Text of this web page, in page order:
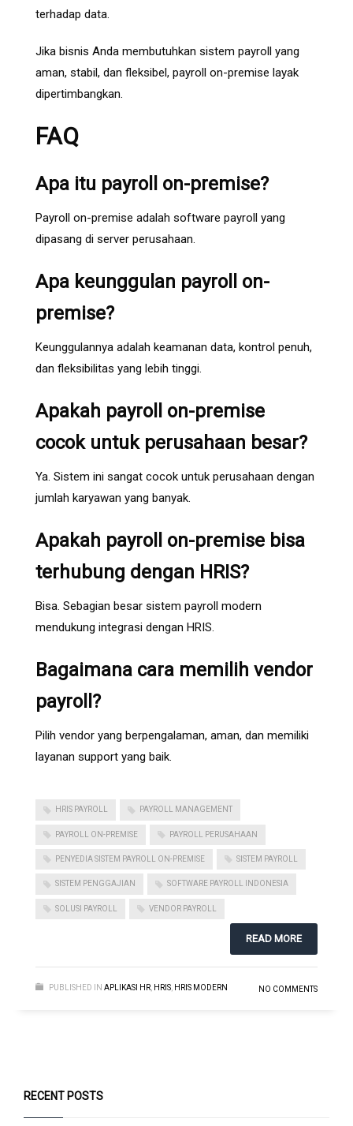
terhadap data.
Jika bisnis Anda membutuhkan sistem payroll yang
aman, stabil, dan fleksibel, payroll on-premise layak
dipertimbangkan.
FAQ
Apa itu payroll on-premise?
Payroll on-premise adalah software payroll yang
dipasang di server perusahaan.
Apa keunggulan payroll on-
premise?
Keunggulannya adalah keamanan data, kontrol penuh,
dan fleksibilitas yang lebih tinggi.
Apakah payroll on-premise
cocok untuk perusahaan besar?
Ya. Sistem ini sangat cocok untuk perusahaan dengan
jumlah karyawan yang banyak.
Apakah payroll on-premise bisa
terhubung dengan HRIS?
Bisa. Sebagian besar sistem payroll modern
mendukung integrasi dengan HRIS.
Bagaimana cara memilih vendor
payroll?
Pilih vendor yang berpengalaman, aman, dan memiliki
layanan support yang baik.
HRIS PAYROLL PAYROLL MANAGEMENT
PAYROLL ON-PREMISE PAYROLL PERUSAHAAN
PENYEDIA SISTEM PAYROLL ON-PREMISE SISTEM PAYROLL
SISTEM PENGGAJIAN SOFTWARE PAYROLL INDONESIA
SOLUSI PAYROLL VENDOR PAYROLL
READ MORE
PUBLISHED IN APLIKASI HR HRIS HRIS MODERN NO COMMENTS
RECENT POSTS